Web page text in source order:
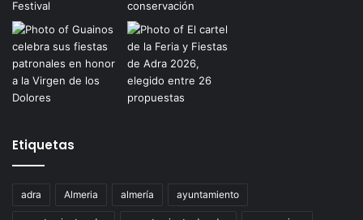
Etiquetas
adra Almeria almería ayuntamiento